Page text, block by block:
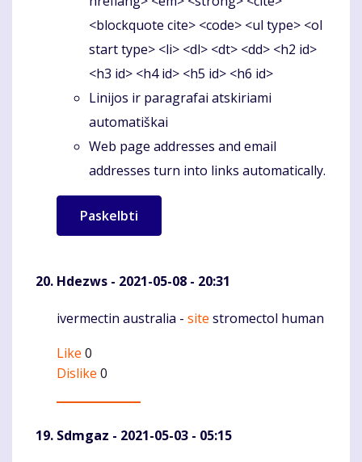
<blockquote cite> <code> <ul type> <ol
start type> <li> <dl> <dt> <dd> <h2 id>
<h3 id> <h4 id> <h5 id> <h6 id>
Linijos ir paragrafai atskiriami
automatiškai
Web page addresses and email
addresses turn into links automatically.
Hdezws - 2021-05-08 - 20:31
Komentaras
ivermectin australia - site stromectol human
Like 0
Dislike 0
Sdmgaz - 2021-05-03 - 05:15